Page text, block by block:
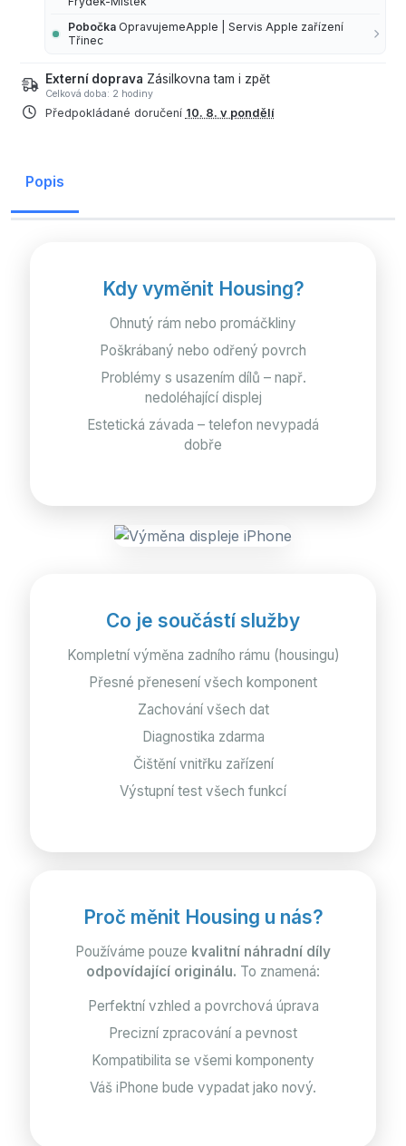
Pobočka OpravujemeApple | Servis Apple zařízení
Třinec
Externí doprava Zásilkovna tam i zpět
Celková doba: 2 hodiny
Předpokládané doručení 10. 8. v pondělí
Popis
Kdy vyměnit Housing?
Ohnutý rám nebo promáčkliny
Poškrábaný nebo odřený povrch
Problémy s usazením dílů – např.
nedoléhající displej
Estetická závada – telefon nevypadá
dobře
Co je součástí služby
Kompletní výměna zadního rámu (housingu)
Přesné přenesení všech komponent
Zachování všech dat
Diagnostika zdarma
Čištění vnitřku zařízení
Výstupní test všech funkcí
Proč měnit Housing u nás?
Používáme pouze kvalitní náhradní díly
odpovídající originálu. To znamená:
Perfektní vzhled a povrchová úprava
Precizní zpracování a pevnost
Kompatibilita se všemi komponenty
Váš iPhone bude vypadat jako nový.